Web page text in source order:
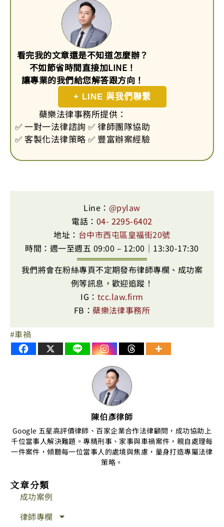
看完我的文章還是不知道怎麼辦？
不如節省時間直接加LINE！
讓專業的我們給您解答跟方向！
+ LINE 與我們聯繫
蘗樂法律事務所提供：
✅ 一對一法律諮詢 ✅ 律師團隊協助
✅ 客製化法律策略 ✅ 豐富辦案經驗
Line： @pylaw
電話： 04- 2295-6402
地址： 台中市西屯區皇福街20號
時間：週一至週五 09:00 – 12:00｜13:30-17:30
我們將會在粉絲專頁不定期發布律師專欄、成功案
例等訊息，歡迎追蹤！
IG： tcc.law.firm
FB：蘗樂法律事務所
車禍
陳伯彥律師
Google 五星高評價律師、百家企業合作法律顧問，成功協助上
千位當事人解決難題。專精刑事、家事與車禍案件，親自處理每
一件案件，傾聽每一位當事人的處境與焦慮，量身打造專屬法律
策略。
文章分類
成功案例
律師專欄